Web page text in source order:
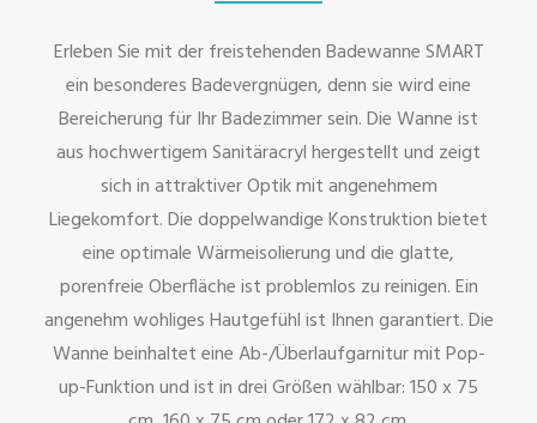
Erleben Sie mit der freistehenden Badewanne SMART
ein besonderes Badevergnügen, denn sie wird eine
Bereicherung für Ihr Badezimmer sein. Die Wanne ist
aus hochwertigem Sanitäracryl hergestellt und zeigt
sich in attraktiver Optik mit angenehmem
Liegekomfort. Die doppelwandige Konstruktion bietet
eine optimale Wärmeisolierung und die glatte,
porenfreie Oberfläche ist problemlos zu reinigen. Ein
angenehm wohliges Hautgefühl ist Ihnen garantiert. Die
Wanne beinhaltet eine Ab-/Überlaufgarnitur mit Pop-
up-Funktion und ist in drei Größen wählbar: 150 x 75